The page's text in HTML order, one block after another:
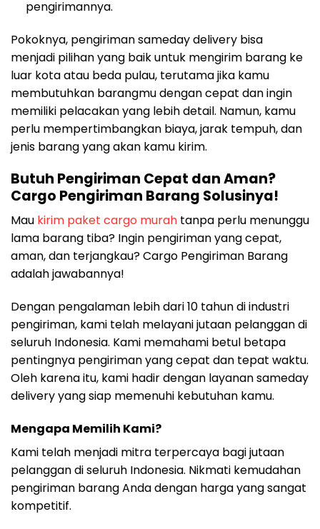
pengirimannya.
Pokoknya, pengiriman sameday delivery bisa
menjadi pilihan yang baik untuk mengirim barang ke
luar kota atau beda pulau, terutama jika kamu
membutuhkan barangmu dengan cepat dan ingin
memiliki pelacakan yang lebih detail. Namun, kamu
perlu mempertimbangkan biaya, jarak tempuh, dan
jenis barang yang akan kamu kirim.
Butuh Pengiriman Cepat dan Aman?
Cargo Pengiriman Barang Solusinya!
Mau kirim paket cargo murah tanpa perlu menunggu
lama barang tiba? Ingin pengiriman yang cepat,
aman, dan terjangkau? Cargo Pengiriman Barang
adalah jawabannya!
Dengan pengalaman lebih dari 10 tahun di industri
pengiriman, kami telah melayani jutaan pelanggan di
seluruh Indonesia. Kami memahami betul betapa
pentingnya pengiriman yang cepat dan tepat waktu.
Oleh karena itu, kami hadir dengan layanan sameday
delivery yang siap memenuhi kebutuhan kamu.
Mengapa Memilih Kami?
Kami telah menjadi mitra terpercaya bagi jutaan
pelanggan di seluruh Indonesia. Nikmati kemudahan
pengiriman barang Anda dengan harga yang sangat
kompetitif.